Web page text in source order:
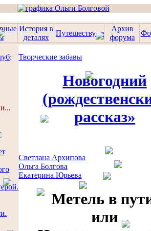
История в
деталях
Путешествуем
Архив
форума
: Творческие забавы
Новогодний
рассказ»
Светлана Архипова
Ольга Болгова
Екатерина Юрьева
Метель в
или